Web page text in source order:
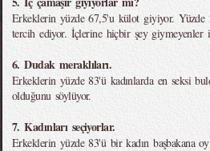
Erkeklerin yüzde 67,5'u külot giyiyor.
tercih ediyor. İçlerine hiçbir şey giymeyenler
6. Dudak meraklıları.
Erkeklerin yüzde 83'ü kadınlarda en seksi
olduğunu söylüyor.
7. Kadınları seçiyorlar.
Erkeklerin yüzde 83'ü bir kadın başbakana